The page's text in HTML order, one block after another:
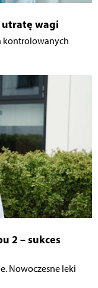
wagi
kontrolowanych
2 – sukces
Nowoczesne leki